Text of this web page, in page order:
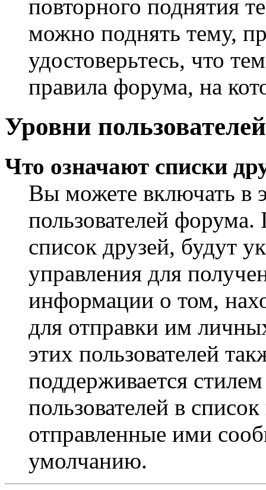
повторного поднятия
можно поднять тему,
удостоверьтесь, что
правила форума, на
Уровни
Что означают списки
Вы можете включать в
пользователей форума.
список друзей, будут
управления для
информации о том,
для отправки им
этих пользователей
поддерживается
пользователей в
отправленные ими
умолчанию.